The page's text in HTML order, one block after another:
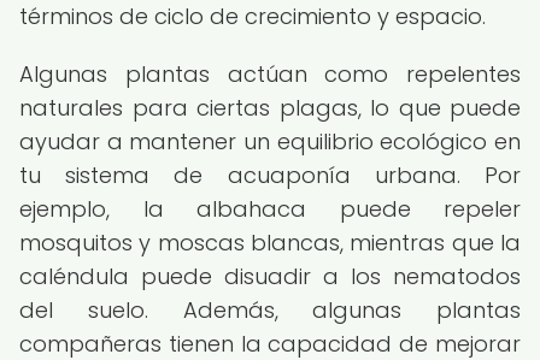
términos de ciclo de crecimiento y espacio.
Algunas plantas actúan como repelentes
naturales para ciertas plagas, lo que puede
ayudar a mantener un equilibrio ecológico en
tu sistema de acuaponía urbana. Por
ejemplo, la albahaca puede repeler
mosquitos y moscas blancas, mientras que la
caléndula puede disuadir a los nematodos
del suelo. Además, algunas plantas
compañeras tienen la capacidad de mejorar